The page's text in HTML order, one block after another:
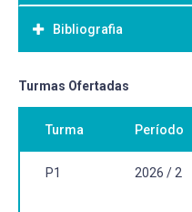
Desenvolver prática de
organização do trabalho
instituições da rede pública
Bibliografia
Bibliografia Básica:
HERNÁNDEZ, Fernando.
educação: os projetos de
1998.
KOHAN, Walter Omar. O
Turmas Ofertadas
Turma Período
P1 2026 / 2